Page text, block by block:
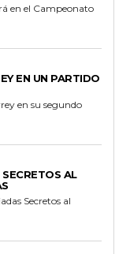
en el Campeonato
EN UN PARTIDO
en su segundo
AL
Secretos al